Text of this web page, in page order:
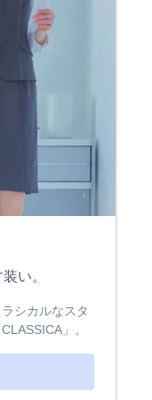
い。
シカルなスタ
」。